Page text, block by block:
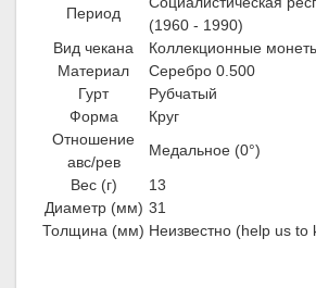
Период
(1960 - 1990)
Вид чекана
Коллекционные
Материал
Серебро 0.500
Гурт
Рубчатый
Форма
Круг
Отношение
авс/рев
Медальное (0°)
Вес (г)
13
Диаметр (мм) 31
Толщина (мм) Неизвестно (help us to